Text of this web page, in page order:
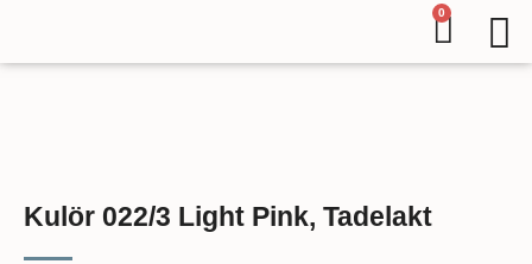
0
Kulör 022/3 Light Pink, Tadelakt